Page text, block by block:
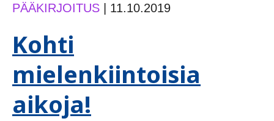
PÄÄKIRJOITUS 11.10.2019
Kohti
mielenkiintoisia
aikoja!